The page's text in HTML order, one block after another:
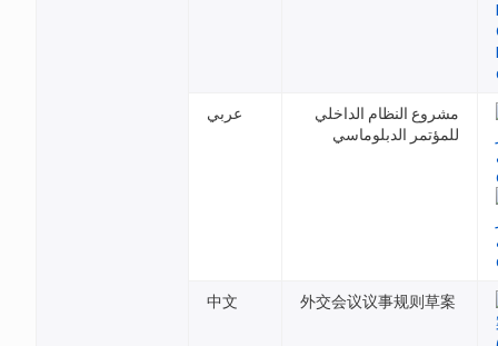
عربي
مشروع النظام الداخلي
للمؤتمر الدبلوماسي
中文 外交会议议事规则草案